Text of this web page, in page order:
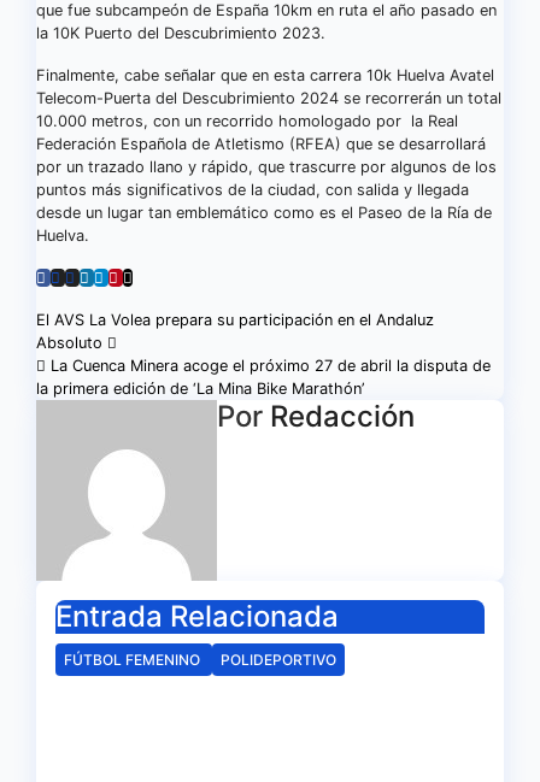
que fue subcampeón de España 10km en ruta el año pasado en
la 10K Puerto del Descubrimiento 2023.
Finalmente, cabe señalar que en esta carrera 10k Huelva Avatel
Telecom-Puerta del Descubrimiento 2024 se recorrerán un total
10.000 metros, con un recorrido homologado por la Real
Federación Española de Atletismo (RFEA) que se desarrollará
por un trazado llano y rápido, que trascurre por algunos de los
puntos más significativos de la ciudad, con salida y llegada
desde un lugar tan emblemático como es el Paseo de la Ría de
Huelva.
Navegación
de
El AVS La Volea prepara su participación en el Andaluz
Absoluto
La Cuenca Minera acoge el próximo 27 de abril la disputa de
la primera edición de ‘La Mina Bike Marathón’
Por Redacción
Entrada Relacionada
FÚTBOL FEMENINO POLIDEPORTIVO